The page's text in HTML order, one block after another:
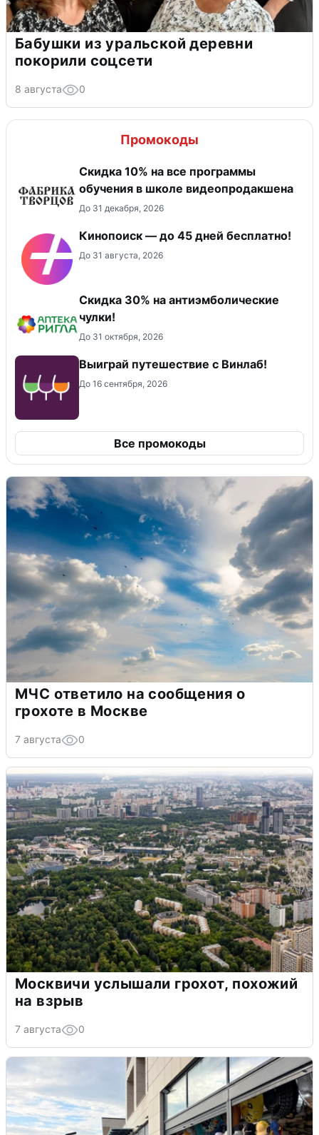
Бабушки из уральской деревни
покорили соцсети
8 августа 0
Промокоды
Скидка 10% на все программы
обучения в школе видеопродакшена
До 31 декабря, 2026
Кинопоиск — до 45 дней бесплатно!
До 31 августа, 2026
Скидка 30% на антиэмболические
чулки!
До 31 октября, 2026
Выиграй путешествие с Винлаб!
До 16 сентября, 2026
Все промокоды
МЧС ответило на сообщения о
грохоте в Москве
7 августа 0
Москвичи услышали грохот, похожий
на взрыв
7 августа 0